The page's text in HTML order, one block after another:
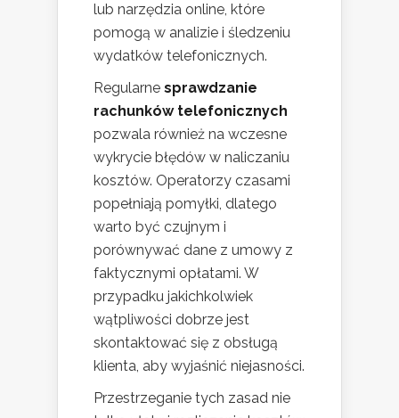
lub narzędzia online, które
pomogą w analizie i śledzeniu
wydatków telefonicznych.
Regularne sprawdzanie
rachunków telefonicznych
pozwala również na wczesne
wykrycie błędów w naliczaniu
kosztów. Operatorzy czasami
popełniają pomyłki, dlatego
warto być czujnym i
porównywać dane z umowy z
faktycznymi opłatami. W
przypadku jakichkolwiek
wątpliwości dobrze jest
skontaktować się z obsługą
klienta, aby wyjaśnić niejasności.
Przestrzeganie tych zasad nie